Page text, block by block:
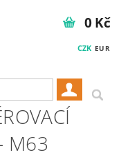
CZK EUR
0 Kč
M63